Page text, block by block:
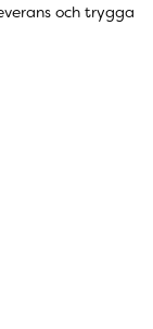
och trygga